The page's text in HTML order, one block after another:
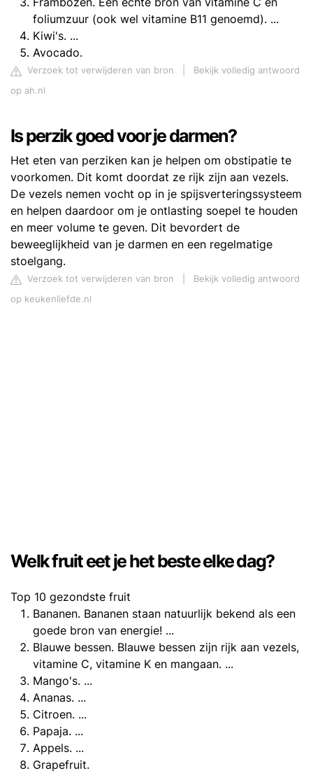
foliumzuur (ook wel vitamine B11 genoemd). ...
Kiwi's. ...
Avocado.
Verzoek tot verwijderen van bron
Bekijk volledig antwoord
op ah.nl
Is perzik goed voor je darmen?
Het eten van perziken kan je helpen om obstipatie te
voorkomen. Dit komt doordat ze rijk zijn aan vezels.
De vezels nemen vocht op in je spijsverteringssysteem
en helpen daardoor om je ontlasting soepel te houden
en meer volume te geven. Dit bevordert de
beweeglijkheid van je darmen en een regelmatige
stoelgang.
Verzoek tot verwijderen van bron
Bekijk volledig antwoord
op keukenliefde.nl
Welk fruit eet je het beste elke dag?
Top 10 gezondste fruit
Bananen. Bananen staan natuurlijk bekend als een
goede bron van energie! ...
Blauwe bessen. Blauwe bessen zijn rijk aan vezels,
vitamine C, vitamine K en mangaan. ...
Mango's. ...
Ananas. ...
Citroen. ...
Papaja. ...
Appels. ...
Grapefruit.